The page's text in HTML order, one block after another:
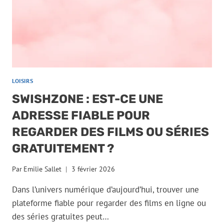
LOISIRS
SWISHZONE : EST-CE UNE
ADRESSE FIABLE POUR
REGARDER DES FILMS OU SÉRIES
GRATUITEMENT ?
Par Emilie Sallet 3 février 2026
Dans l’univers numérique d’aujourd’hui, trouver une
plateforme fiable pour regarder des films en ligne ou
des séries gratuites peut…